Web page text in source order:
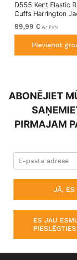
D555 Kent Elastic
Cuffs Harrington
Black
89,99 € Ar PVN
Pievienot
ABONĒJIET
PIRMAJAM
JĀ, ES
ES JAU
PIESLĒGTIES